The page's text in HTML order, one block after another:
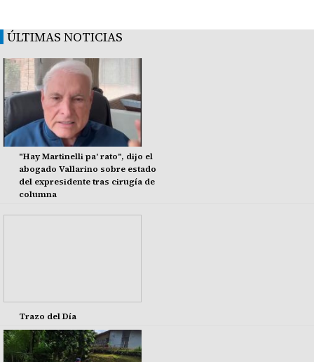
ÚLTIMAS NOTICIAS
"Hay Martinelli pa' rato", dijo el
abogado Vallarino sobre estado
del expresidente tras cirugía de
columna
Trazo del Día